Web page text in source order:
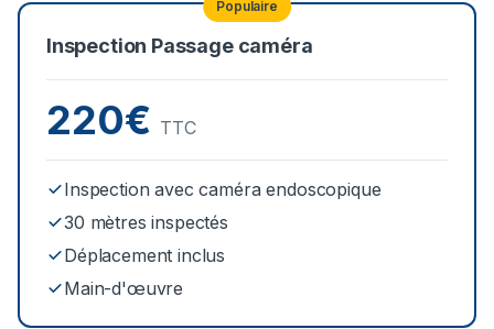
Populaire
Inspection Passage caméra
220€ TTC
Inspection avec caméra endoscopique
30 mètres inspectés
Déplacement inclus
Main-d'œuvre